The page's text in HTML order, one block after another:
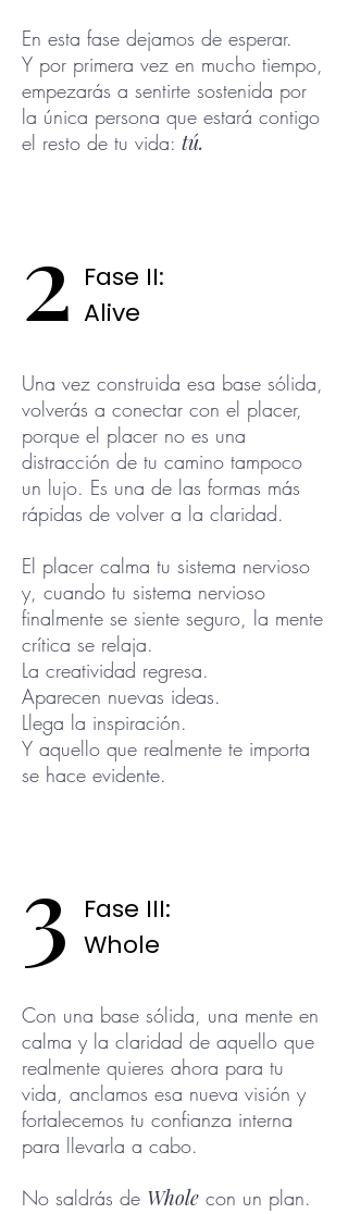
En esta fase dejamos de esperar.​
Y por primera vez en mucho tiempo,
empezarás a sentirte sostenida por
la única persona que estará contigo
el resto de tu vida: tú.
2 Fase II:
Alive
Una vez construida esa base sólida,
volverás a conectar con el placer,
porque el placer no es una
distracción de tu camino tampoco
un lujo. Es una de las formas más
rápidas de volver a la claridad.
El placer calma tu sistema nervioso
y, cuando tu sistema nervioso
finalmente se siente seguro, la mente
crítica se relaja.
La creatividad regresa.
Aparecen nuevas ideas.
Llega la inspiración.
Y aquello que realmente te importa
se hace evidente.
3
Fase III:
Whole
Con una base sólida, una mente en
calma y la claridad de aquello que
realmente quieres ahora para tu
vida, anclamos esa nueva visión y
fortalecemos tu confianza interna
para llevarla a cabo.
No saldrás de Whole con un plan.